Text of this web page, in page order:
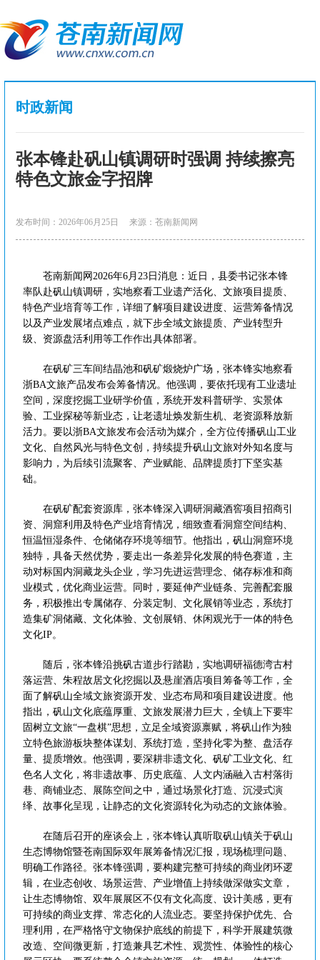
时政新闻
张本锋赴矾山镇调研时强调 持续擦亮
特色文旅金字招牌
发布时间：2026年06月25日 来源：苍南新闻网
苍南新闻网2026年6月23日消息：近日，县委书记张本锋
率队赴矾山镇调研，实地察看工业遗产活化、文旅项目提质、
特色产业培育等工作，详细了解项目建设进度、运营筹备情况
以及产业发展堵点难点，就下步全域文旅提质、产业转型升
级、资源盘活利用等工作作出具体部署。
在矾矿三车间结晶池和矾矿煅烧炉广场，张本锋实地察看
浙BA文旅产品发布会筹备情况。他强调，要依托现有工业遗址
空间，深度挖掘工业研学价值，系统开发科普研学、实景体
验、工业探秘等新业态，让老遗址焕发新生机、老资源释放新
活力。要以浙BA文旅发布会活动为媒介，全方位传播矾山工业
文化、自然风光与特色文创，持续提升矾山文旅对外知名度与
影响力，为后续引流聚客、产业赋能、品牌提质打下坚实基
础。
在矾矿配套资源库，张本锋深入调研洞藏酒窖项目招商引
资、洞窟利用及特色产业培育情况，细致查看洞窟空间结构、
恒温恒湿条件、仓储储存环境等细节。他指出，矾山洞窟环境
独特，具备天然优势，要走出一条差异化发展的特色赛道，主
动对标国内洞藏龙头企业，学习先进运营理念、储存标准和商
业模式，优化商业运营。同时，要延伸产业链条、完善配套服
务，积极推出专属储存、分装定制、文化展销等业态，系统打
造集矿洞储藏、文化体验、文创展销、休闲观光于一体的特色
文化IP。
随后，张本锋沿挑矾古道步行踏勘，实地调研福德湾古村
落运营、朱程故居文化挖掘以及悬崖酒店项目筹备等工作，全
面了解矾山全域文旅资源开发、业态布局和项目建设进度。他
指出，矾山文化底蕴厚重、文旅发展潜力巨大，全镇上下要牢
固树立文旅“一盘棋”思想，立足全域资源禀赋，将矾山作为独
立特色旅游板块整体谋划、系统打造，坚持化零为整、盘活存
量、提质增效。他强调，要深耕非遗文化、矾矿工业文化、红
色名人文化，将非遗故事、历史底蕴、人文内涵融入古村落街
巷、商铺业态、展陈空间之中，通过场景化打造、沉浸式演
绎、故事化呈现，让静态的文化资源转化为动态的文旅体验。
在随后召开的座谈会上，张本锋认真听取矾山镇关于矾山
生态博物馆暨苍南国际双年展筹备情况汇报，现场梳理问题、
明确工作路径。张本锋强调，要构建完整可持续的商业闭环逻
辑，在业态创收、场景运营、产业增值上持续做深做实文章，
让生态博物馆、双年展展区不仅有文化高度、设计美感，更有
可持续的商业支撑、常态化的人流业态。要坚持保护优先、合
理利用，在严格恪守文物保护底线的前提下，科学开展建筑微
改造、空间微更新，打造兼具艺术性、观赏性、体验性的核心